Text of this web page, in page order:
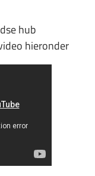
hub
hieronder